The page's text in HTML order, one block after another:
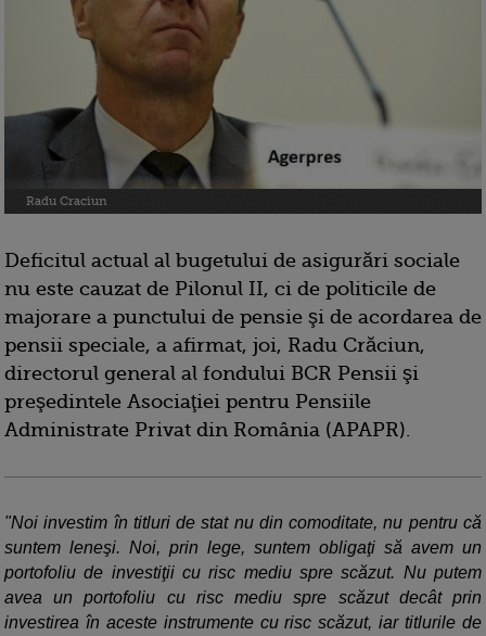
Radu Craciun
Deficitul actual al bugetului de asigurări sociale
nu este cauzat de Pilonul II, ci de politicile de
majorare a punctului de pensie şi de acordarea de
pensii speciale, a afirmat, joi, Radu Crăciun,
directorul general al fondului BCR Pensii şi
preşedintele Asociaţiei pentru Pensiile
Administrate Privat din România (APAPR).
"Noi investim în titluri de stat nu din comoditate, nu pentru că
suntem leneşi. Noi, prin lege, suntem obligaţi să avem un
portofoliu de investiţii cu risc mediu spre scăzut. Nu putem
avea un portofoliu cu risc mediu spre scăzut decât prin
investirea în aceste instrumente cu risc scăzut, iar titlurile de